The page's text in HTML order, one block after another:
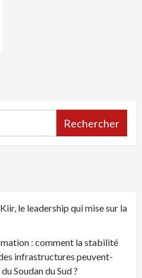
Rechercher
le leadership qui mise sur la
: comment la stabilité
infrastructures peuvent-
Soudan du Sud ?